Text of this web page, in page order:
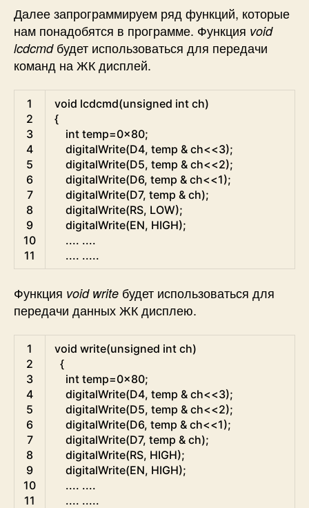
Далее запрограммируем ряд функций, которые
нам понадобятся в программе. Функция void
lcdcmdбудет использоваться для передачи
команд на ЖК дисплей.
1
2
3
4
5
6
7
8
9
10
11
void lcdcmd(unsigned int ch)
{
int temp=0x80;
digitalWrite(D4, temp & ch<<3);
digitalWrite(D5, temp & ch<<2);
digitalWrite(D6, temp & ch<<1);
digitalWrite(D7, temp & ch);
digitalWrite(RS, LOW);
digitalWrite(EN, HIGH);
.... ....
.... .....
Функция void write будет использоваться для
передачи данных ЖК дисплею.
1
2
3
4
5
6
7
8
9
10
11
void write(unsigned int ch)
{
int temp=0x80;
digitalWrite(D4, temp & ch<<3);
digitalWrite(D5, temp & ch<<2);
digitalWrite(D6, temp & ch<<1);
digitalWrite(D7, temp & ch);
digitalWrite(RS, HIGH);
digitalWrite(EN, HIGH);
.... ....
.... .....